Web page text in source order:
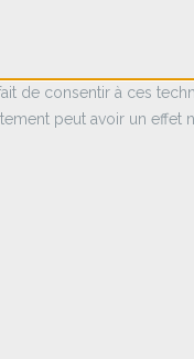
de consentir à ces
peut avoir un effet